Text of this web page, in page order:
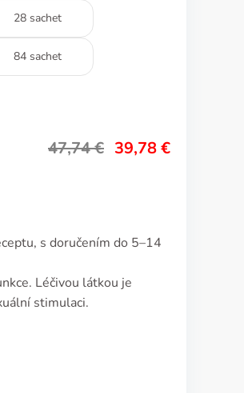
28 sachet
84 sachet
47,74€ 39,78€
s doručením do 5–14
Léčivou látkou je
stimulaci.